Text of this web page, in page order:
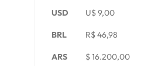
USD U$9,00
BRL R$46,98
ARS $16.200,00